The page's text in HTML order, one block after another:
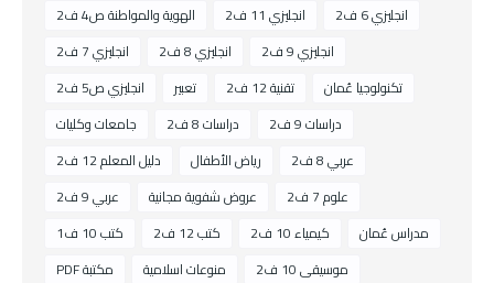
الهوية والمواطنة ص4 ف2
انجليزي 11 ف2
انجليزي 6 ف2
انجليزي 7 ف2
انجليزي 8 ف2
انجليزي 9 ف2
انجليزي ص5 ف2
تعبير تقنية 12 ف2
تكنولوجيا عُمان
جامعات وكليات
دراسات 8 ف2
دراسات 9 ف2
دليل المعلم 12 ف2
رياض الأطفال
عربي 8 ف2
عربي 9 ف2
عروض شفوية مجانية
علوم 7 ف2
كتب 10 ف1
كتب 12 ف2 كيمياء 10 ف2
مدراس عُمان
مكتبة PDF
منوعات اسلامية
موسيقى 10 ف2